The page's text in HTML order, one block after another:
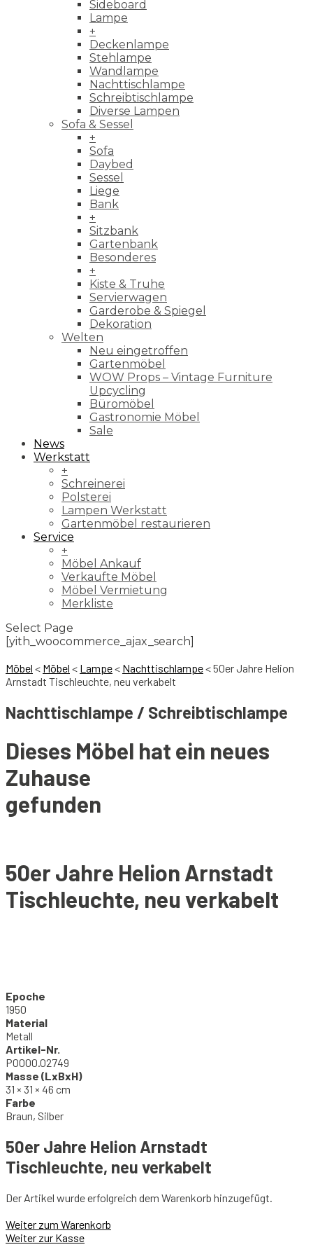
Sideboard
Lampe
+
Deckenlampe
Stehlampe
Wandlampe
Nachttischlampe
Schreibtischlampe
Diverse Lampen
Sofa & Sessel
+
Sofa
Daybed
Sessel
Liege
Bank
+
Sitzbank
Gartenbank
Besonderes
+
Kiste & Truhe
Servierwagen
Garderobe & Spiegel
Dekoration
Welten
Neu eingetroffen
Gartenmöbel
WOW Props – Vintage Furniture
Upcycling
Büromöbel
Gastronomie Möbel
Sale
News
Werkstatt
+
Schreinerei
Polsterei
Lampen Werkstatt
Gartenmöbel restaurieren
Service
+
Möbel Ankauf
Verkaufte Möbel
Möbel Vermietung
Merkliste
Select Page
[yith_woocommerce_ajax_search]
Möbel < Möbel < Lampe< Nachttischlampe<50er Jahre Helion
Arnstadt Tischleuchte, neu verkabelt
Nachttischlampe / Schreibtischlampe
Dieses Möbel hat ein neues
Zuhause
gefunden
50er Jahre Helion Arnstadt
Tischleuchte, neu verkabelt
Epoche
1950
Material
Metall
Artikel-Nr.
P0000.02749
Masse (LxBxH)
31 × 31 × 46 cm
Farbe
Braun, Silber
50er Jahre Helion Arnstadt
Tischleuchte, neu verkabelt
Der Artikel wurde erfolgreich dem Warenkorb hinzugefügt.
Weiter zum Warenkorb
Weiter zur Kasse